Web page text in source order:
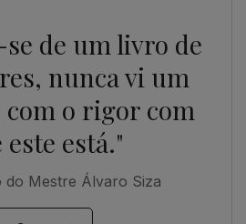
de um livro de
nunca vi um
o rigor com
este está."
do Mestre Álvaro Siza